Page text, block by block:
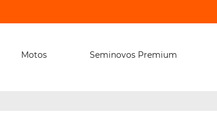
Motos Seminovos Premium